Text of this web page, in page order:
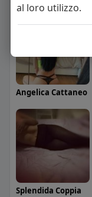
Angelica Cattaneo
Splendida Coppia
al loro utilizzo.